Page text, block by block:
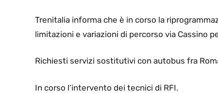
Trenitalia informa che è in corso la
limitazioni e variazioni di percorso via Cassino
Richiesti servizi sostitutivi con autobus fra
In corso l’intervento dei tecnici di RFI.